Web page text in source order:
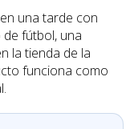
una tarde con
fútbol, una
la tienda de la
funciona como